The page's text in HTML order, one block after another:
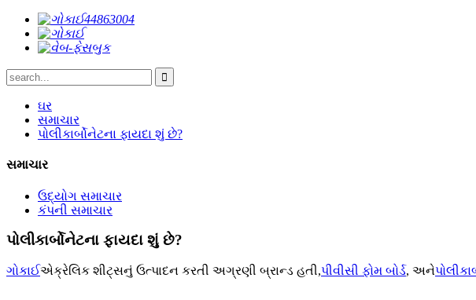
ઘર
સમાચાર
પોલીકાર્બોનેટના ફાયદા શું છે?
સમાચાર
ઉદ્યોગ સમાચાર
કંપની સમાચાર
પોલીકાર્બોનેટના ફાયદા શું છે?
ગોકાઈએક્રેલિક શીટ્સનું ઉત્પાદન કરતી અગ્રણી બ્રાન્ડ હતી,પીવીસી ફોમ બોર્ડ, અને